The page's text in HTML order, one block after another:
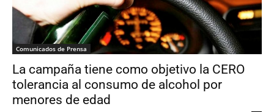
Comunicados de Prensa
La campaña tiene como objetivo la CERO
tolerancia al consumo de alcohol por
menores de edad